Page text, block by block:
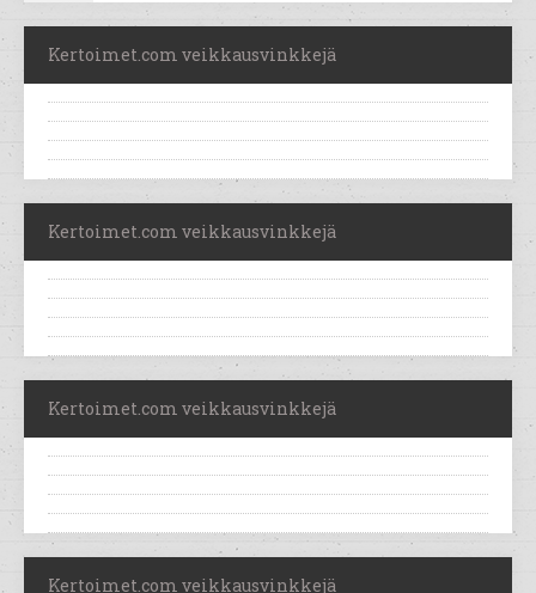
Kertoimet.com veikkausvinkkejä
Kertoimet.com veikkausvinkkejä
Kertoimet.com veikkausvinkkejä
Kertoimet.com veikkausvinkkejä